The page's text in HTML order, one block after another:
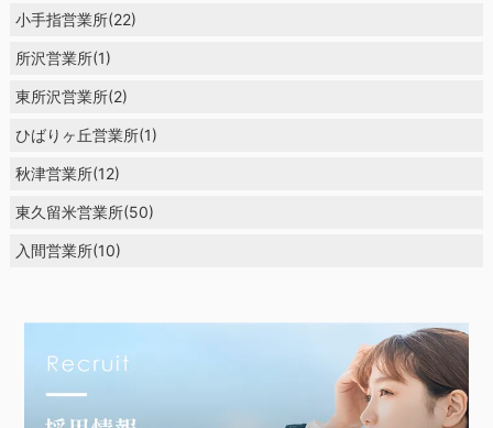
小手指営業所(22)
所沢営業所(1)
東所沢営業所(2)
ひばりヶ丘営業所(1)
秋津営業所(12)
東久留米営業所(50)
入間営業所(10)